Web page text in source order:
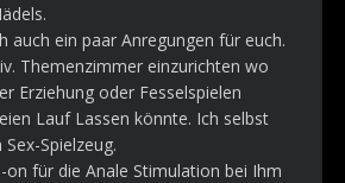
auch ein paar Anregungen für euch.
Themenzimmer einzurichten wo
Erziehung oder Fesselspielen
Lauf Lassen könnte. Ich selbst
Spielzeug.
on für die Anale Stimulation bei Ihm